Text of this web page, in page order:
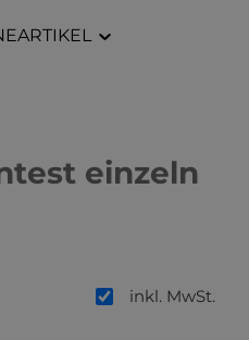
einzeln
inkl. MwSt.